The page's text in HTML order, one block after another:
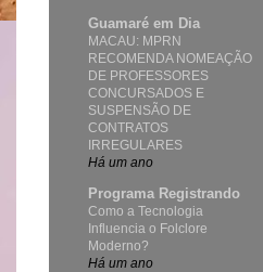
Guamaré em Dia
MACAU: MPRN
RECOMENDA NOMEAÇÃO
DE PROFESSORES
CONCURSADOS E
SUSPENSÃO DE
CONTRATOS
IRREGULARES
Há um ano
Programa Registrando
Como a Tecnologia
Influencia o Folclore
Moderno?
Há um ano